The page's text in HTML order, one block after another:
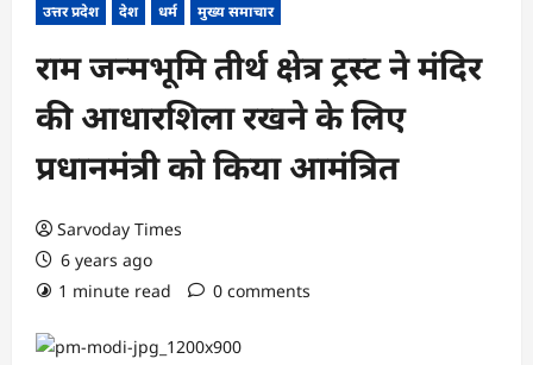
उत्तर प्रदेश देश धर्म मुख्य समाचार
राम जन्मभूमि तीर्थ क्षेत्र ट्रस्ट ने मंदिर
की आधारशिला रखने के लिए
प्रधानमंत्री को किया आमंत्रित
Sarvoday Times
6 years ago
1 minute read
0 comments